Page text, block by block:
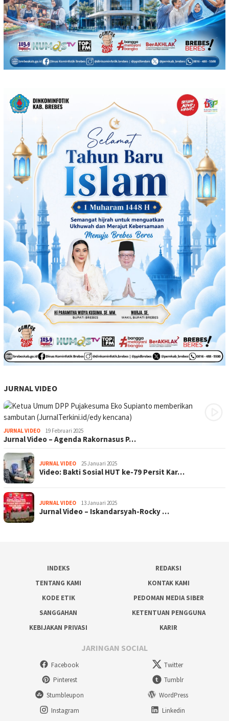
JURNAL VIDEO
JURNAL VIDEO 19 Februari 2025
Jurnal Video – Agenda Rakornasus P…
JURNAL VIDEO 25 Januari 2025
Video: Bakti Sosial HUT ke-79 Persit Kar…
JURNAL VIDEO 13 Januari 2025
Jurnal Video – Iskandarsyah-Rocky …
INDEKS
REDAKSI
TENTANG KAMI
KONTAK KAMI
KODE ETIK
PEDOMAN MEDIA SIBER
SANGGAHAN
KETENTUAN PENGGUNA
KEBIJAKAN PRIVASI
KARIR
JARINGAN SOCIAL
Facebook
Twitter
Pinterest
Tumblr
Stumbleupon
WordPress
Instagram
Linkedin